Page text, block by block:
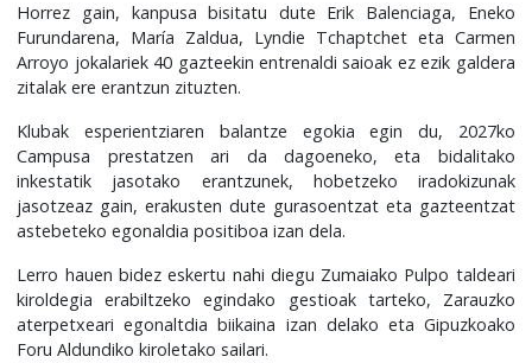
Horrez gain, kanpusa bisitatu dute Erik Balenciaga, Eneko
Furundarena, María Zaldua, Lyndie Tchaptchet eta Carmen
Arroyo jokalariek 40 gazteekin entrenaldi saioak ez ezik galdera
zitalak ere erantzun zituzten.
Klubak esperientziaren balantze egokia egin du, 2027ko
Campusa prestatzen ari da dagoeneko, eta bidalitako
inkestatik jasotako erantzunek, hobetzeko iradokizunak
jasotzeaz gain, erakusten dute gurasoentzat eta gazteentzat
astebeteko egonaldia positiboa izan dela.
Lerro hauen bidez eskertu nahi diegu Zumaiako Pulpo taldeari
kiroldegia erabiltzeko egindako gestioak tarteko, Zarauzko
aterpetxeari egonaltdia biikaina izan delako eta Gipuzkoako
Foru Aldundiko kiroletako sailari.